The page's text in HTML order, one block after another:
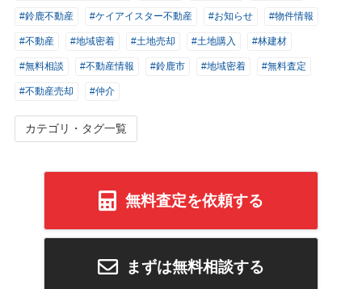
#鈴鹿不動産 #ケイアイスター不動産 #お知らせ #物件情報
#不動産 #地域密着 #土地売却 #土地購入 #林建材
#無料相談 #不動産情報 #鈴鹿市 #地域密着 #無料査定
#不動産売却 #仲介
カテゴリ・タグ一覧
無料査定を依頼する
まずは無料相談する